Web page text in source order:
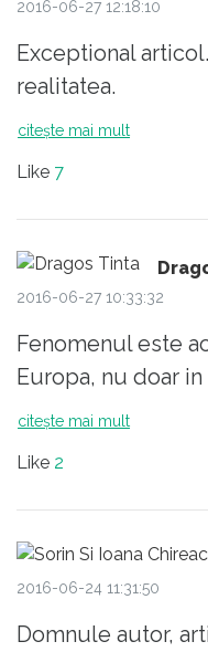
pentru formator
2016-06-27 12:18:10
Exceptional
realitatea.
citește mai mult
Like 7
2016-06-27 10:33:32
Fenomenul este
Europa, nu doar in
citește mai mult
Like 2
2016-06-24 11:31:50
Domnule autor,